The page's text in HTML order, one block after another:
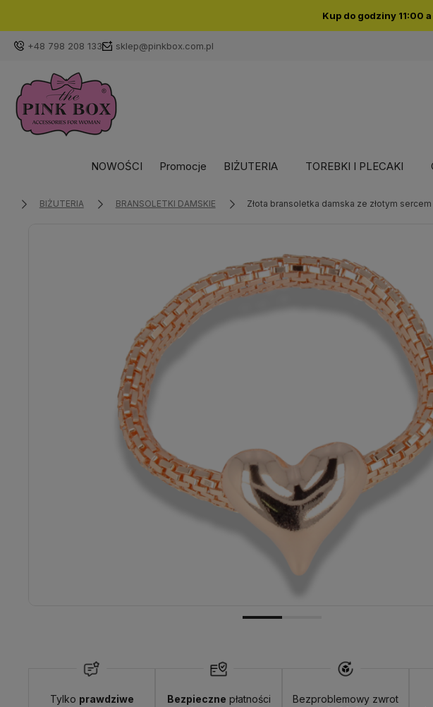
Kup do godziny 11:00
+48 798 208 133 sklep@pinkbox.com.pl
NOWOŚCI Promocje BIŻUTERIA TOREBKI I PLECAKI
BIŻUTERIA BRANSOLETKI DAMSKIE Złota bransoletka damska ze złotym
Tylko prawdziwe
Bezpieczne płatności
Bezproblemowy zwrot